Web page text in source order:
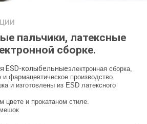
пальчики, латексные
сборке.
ESD-колыбельныеэлектронная сборка,
фармацевтическое производство.
и изготовлены из ESD латексного
цвете и прокатаном стиле.